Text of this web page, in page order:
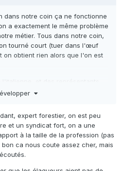
dans notre coin ça ne fonctionne
a exactement le même problème
métier. Tous dans notre coin,
tourné court (tuer dans l'œuf
on obtient rien alors que l'on est
nos intérêts est le seul moyen
expert forestier, on est peu
et un syndicat fort, on a une
à la taille de la profession (pas
ca nous coute assez cher, mais